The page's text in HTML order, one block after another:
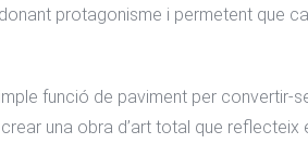
protagonisme i permetent que
funció de paviment per
una obra d’art total que